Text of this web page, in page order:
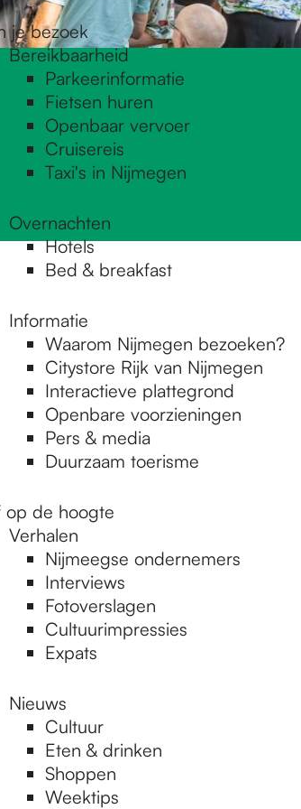
je bezoek
Bereikbaarheid
Parkeerinformatie
Fietsen huren
Openbaar vervoer
Cruisereis
Taxi's in Nijmegen
Overnachten
Hotels
Bed & breakfast
Informatie
Waarom Nijmegen bezoeken?
Citystore Rijk van Nijmegen
Interactieve plattegrond
Openbare voorzieningen
Pers & media
Duurzaam toerisme
op de hoogte
Verhalen
Nijmeegse ondernemers
Interviews
Fotoverslagen
Cultuurimpressies
Expats
Nieuws
Cultuur
Eten & drinken
Shoppen
Weektips